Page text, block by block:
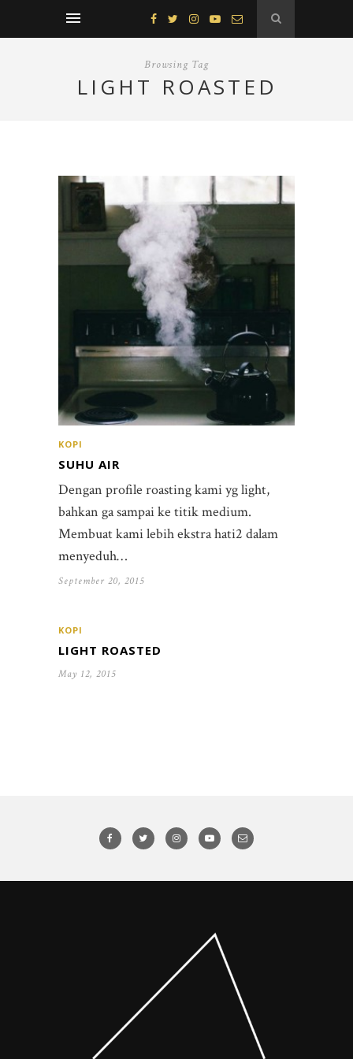
Browsing Tag
LIGHT ROASTED
KOPI
SUHU AIR
Dengan profile roasting kami yg light,
bahkan ga sampai ke titik medium.
Membuat kami lebih ekstra hati2 dalam
menyeduh…
September 20, 2015
KOPI
LIGHT ROASTED
May 12, 2015